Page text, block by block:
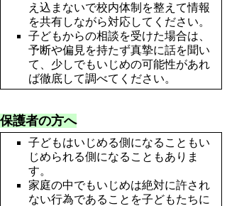
え込まないで校内体制を整えて情報
を共有しながら対応してください。
子どもからの相談を受けた場合は、
予断や偏見を持たず真摯に話を聞い
て、少しでもいじめの可能性があれ
ば徹底して調べてください。
保護者の方へ
子どもはいじめる側になることもい
じめられる側になることもありま
す。
家庭の中でもいじめは絶対に許され
ない行為であることを子どもたちに